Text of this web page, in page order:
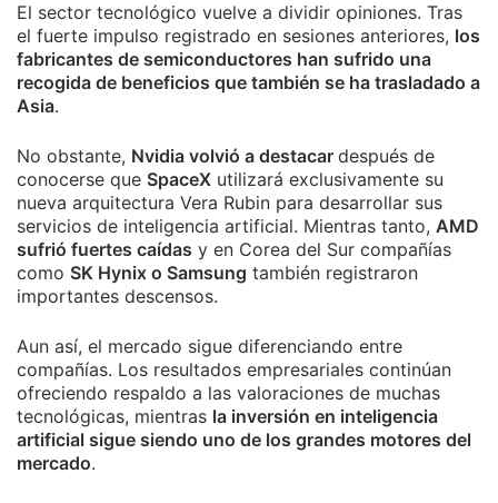
El sector tecnológico vuelve a dividir opiniones. Tras
el fuerte impulso registrado en sesiones anteriores, los
fabricantes de semiconductores han sufrido una
recogida de beneficios que también se ha trasladado a
Asia.
No obstante, Nvidia volvió a destacar después de
conocerse que SpaceX utilizará exclusivamente su
nueva arquitectura Vera Rubin para desarrollar sus
servicios de inteligencia artificial. Mientras tanto, AMD
sufrió fuertes caídas y en Corea del Sur compañías
como SK Hynix o Samsung también registraron
importantes descensos.
Aun así, el mercado sigue diferenciando entre
compañías. Los resultados empresariales continúan
ofreciendo respaldo a las valoraciones de muchas
tecnológicas, mientras la inversión en inteligencia
artificial sigue siendo uno de los grandes motores del
mercado.